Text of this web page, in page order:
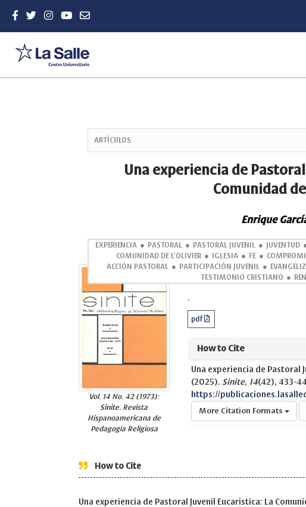
ARTÍCULOS
Una experiencia de
Comunidad
Enrique
EXPERIENCIA PASTORAL PASTORAL JUVENIL JUVENTUD
COMUNIDAD DE L'OLIVIER
IGLESIA FE
ACCIÓN PASTORAL
PARTICIPACIÓN JUVENIL
TESTIMONIO CRISTIANO
Vol. 14 No. 42 (1973):
Sinite. Revista
Hispanoamericana de
Pedagogía Religiosa
Abstract
.
pdf
How to Cite
Una experiencia de Pastoral
(2025). Sinite, 14(42), 433-
https://
More Citation Formats
How to Cite
Una experiencia de Pastoral Juvenil Eucarística: La